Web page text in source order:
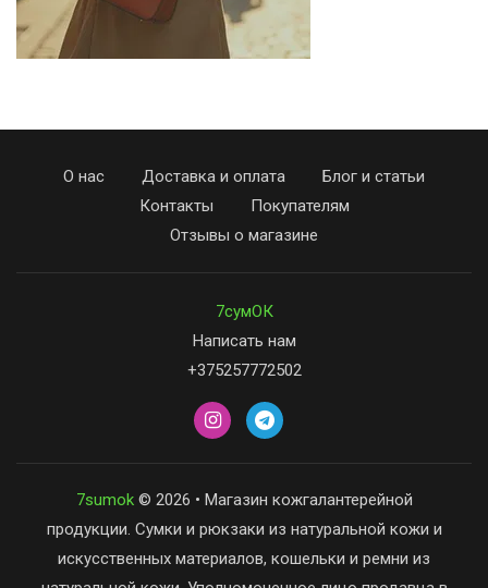
О нас Доставка и оплата
Блог и статьи
Контакты
Покупателям
Отзывы о магазине
7сумОК
Написать нам
+375257772502
7sumok© 2026 • Магазин кожгалантерейной
продукции. Сумки и рюкзаки из натуральной кожи и
искусственных материалов, кошельки и ремни из